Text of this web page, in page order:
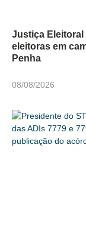
Justiça Eleitoral
eleitoras em
Penha
08/08/2026